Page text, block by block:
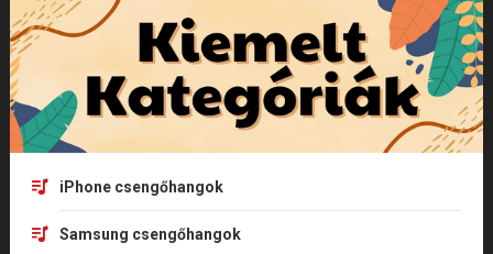
iPhone csengőhangok
Samsung csengőhangok